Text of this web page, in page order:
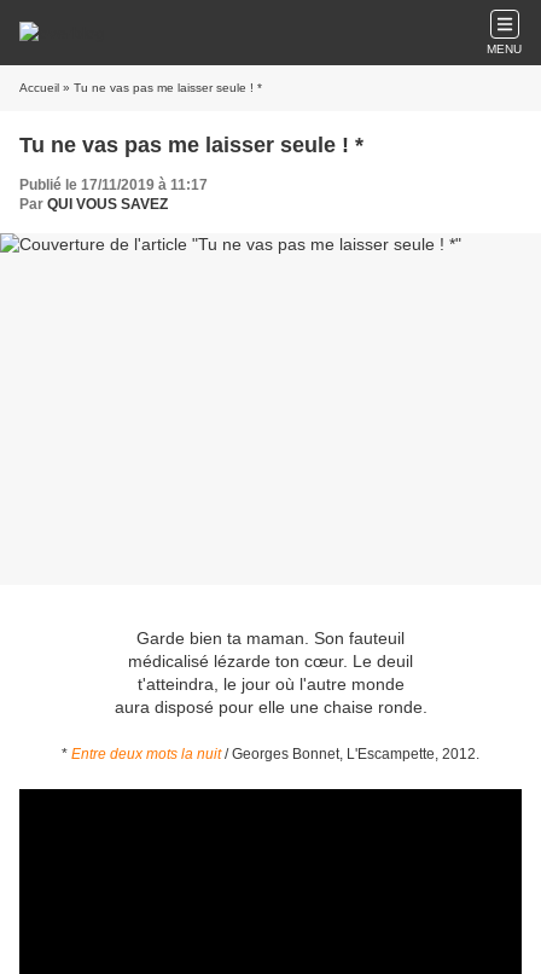
MENU
Accueil » Tu ne vas pas me laisser seule ! *
Tu ne vas pas me laisser seule ! *
Publié le 17/11/2019 à 11:17
Par QUI VOUS SAVEZ
Garde bien ta maman. Son fauteuil
médicalisé lézarde ton cœur. Le deuil
t'atteindra, le jour où l'autre monde
aura disposé pour elle une chaise ronde.
* Entre deux mots la nuit/ Georges Bonnet, L'Escampette, 2012.